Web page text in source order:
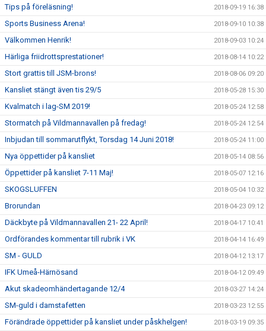
Tips på föreläsning! 2018-09-19 16:38
Sports Business Arena! 2018-09-10 10:38
Välkommen Henrik! 2018-09-03 10:24
Härliga friidrottsprestationer! 2018-08-14 10:22
Stort grattis till JSM-brons! 2018-08-06 09:20
Kansliet stängt även tis 29/5 2018-05-28 15:30
Kvalmatch i lag-SM 2019! 2018-05-24 12:58
Stormatch på Vildmannavallen på fredag! 2018-05-24 12:54
Inbjudan till sommarutflykt, Torsdag 14 Juni 2018! 2018-05-24 11:00
Nya öppettider på kansliet 2018-05-14 08:56
Öppettider på kansliet 7-11 Maj! 2018-05-07 12:16
SKOGSLUFFEN 2018-05-04 10:32
Brorundan 2018-04-23 09:12
Däckbyte på Vildmannavallen 21- 22 April! 2018-04-17 10:41
Ordförandes kommentar till rubrik i VK 2018-04-14 16:49
SM - GULD 2018-04-12 13:17
IFK Umeå-Härnösand 2018-04-12 09:49
Akut skadeomhändertagande 12/4 2018-03-27 14:24
SM-guld i damstafetten 2018-03-23 12:55
Förändrade öppettider på kansliet under påskhelgen! 2018-03-19 09:35